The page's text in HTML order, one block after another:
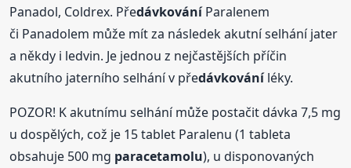
Panadol, Coldrex. PředávkováníParalenem
či Panadolem může mít za následek akutní selhání jater
a někdy i ledvin. Je jednou z nejčastějších příčin
akutního jaterního selhání v předávkováníléky.
POZOR! K akutnímu selhání může postačit dávka 7,5 mg
u dospělých, což je 15 tablet Paralenu (1 tableta
obsahuje 500 mg paracetamolu), u disponovaných